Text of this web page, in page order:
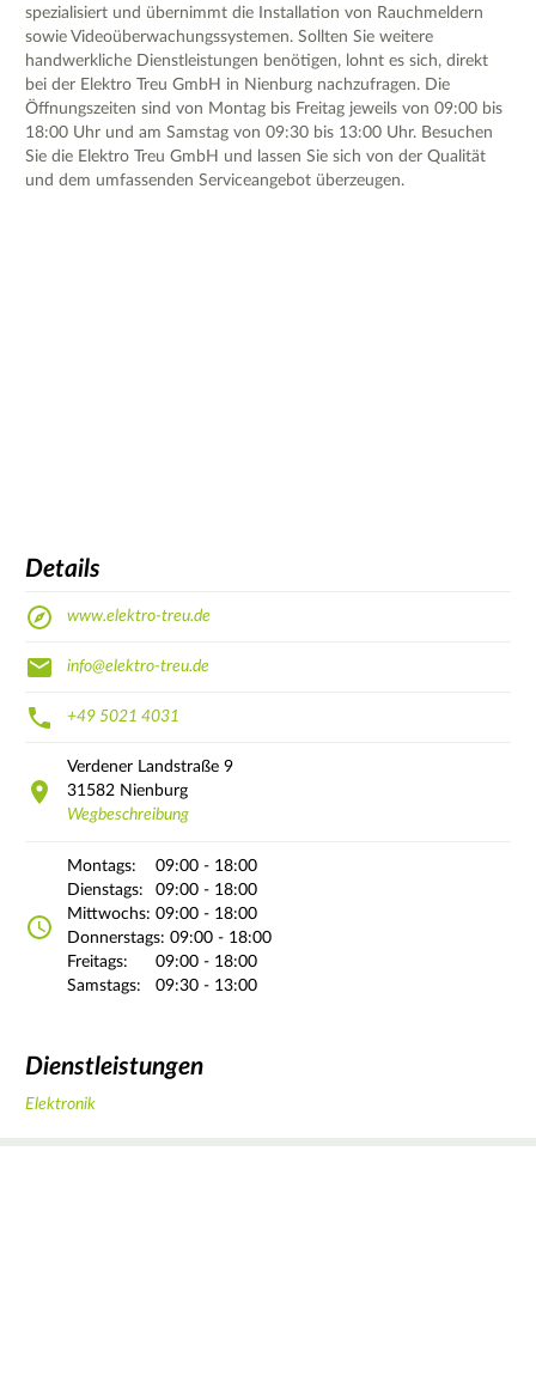
spezialisiert und übernimmt die Installation von Rauchmeldern
sowie Videoüberwachungssystemen. Sollten Sie weitere
handwerkliche Dienstleistungen benötigen, lohnt es sich, direkt
bei der Elektro Treu GmbH in Nienburg nachzufragen. Die
Öffnungszeiten sind von Montag bis Freitag jeweils von 09:00 bis
18:00 Uhr und am Samstag von 09:30 bis 13:00 Uhr. Besuchen
Sie die Elektro Treu GmbH und lassen Sie sich von der Qualität
und dem umfassenden Serviceangebot überzeugen.
Details
www.elektro-treu.de
info@elektro-treu.de
+49 5021 4031
Verdener Landstraße 9
31582 Nienburg
Wegbeschreibung
Montags:
09:00 - 18:00
Dienstags:
09:00 - 18:00
Mittwochs: 09:00 - 18:00
Donnerstags: 09:00 - 18:00
Freitags:
09:00 - 18:00
Samstags:
09:30 - 13:00
Dienstleistungen
Elektronik